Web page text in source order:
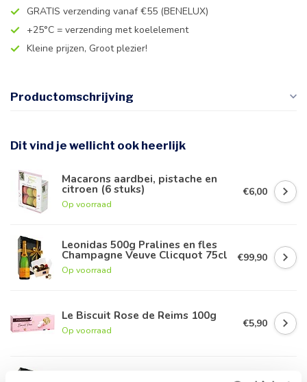
GRATIS verzending vanaf €55 (BENELUX)
+25°C = verzending met koelelement
Kleine prijzen, Groot plezier!
Productomschrijving
Dit vind je wellicht ook heerlijk
Macarons aardbei, pistache en
citroen (6 stuks)
Op voorraad
€6,00
Leonidas 500g Pralines en fles
Champagne Veuve Clicquot 75cl
Op voorraad
€99,90
Le Biscuit Rose de Reims 100g
Op voorraad
€5,90